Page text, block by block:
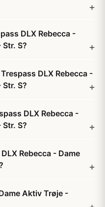
DLX Rebecca -
S?
DLX Rebecca -
S?
DLX Rebecca -
S?
Rebecca - Dame
Aktiv Trøje -